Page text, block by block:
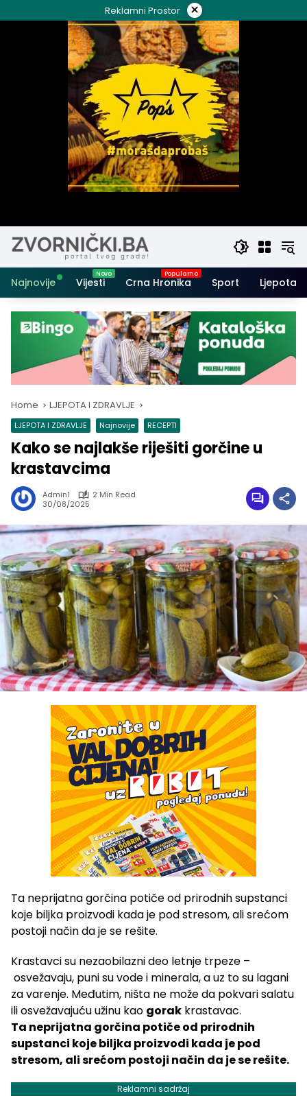
to
Reklamni Prostor ×
Najnovije Vijesti Crna Hronika Sport Ljepota i
Home LJEPOTA I ZDRAVLJE
LJEPOTA I ZDRAVLJE Najnovije RECEPTI
Kako se najlakše riješiti gorčine u
krastavcima
Admin1
2 Min Read
30/08/2025
Ta neprijatna gorčina potiče od prirodnih supstanci
koje biljka proizvodi kada je pod stresom, ali srećom
postoji način da je se rešite.
Krastavci su nezaobilazni deo letnje trpeze –
osvežavaju, puni su vode i minerala, a uz to su lagani
za varenje. Međutim, ništa ne može da pokvari salatu
ili osvežavajuću užinu kao gorak krastavac.
Ta neprijatna gorčina potiče od prirodnih
supstanci koje biljka proizvodi kada je pod
stresom, ali srećom postoji način da je se rešite.
Reklamni sadržaj